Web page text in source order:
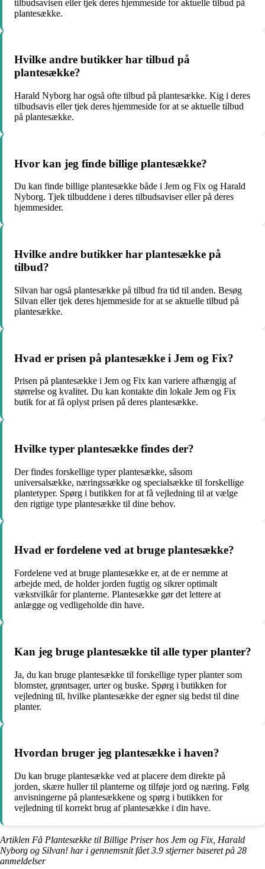
tilbudsavisen eller tjek deres hjemmeside for aktuelle tilbud på
plantesække.
Hvilke andre butikker har tilbud på
plantesække?
Harald Nyborg har også ofte tilbud på plantesække. Kig i deres
tilbudsavis eller tjek deres hjemmeside for at se aktuelle tilbud
på plantesække.
Hvor kan jeg finde billige plantesække?
Du kan finde billige plantesække både i Jem og Fix og Harald
Nyborg. Tjek tilbuddene i deres tilbudsaviser eller på deres
hjemmesider.
Hvilke andre butikker har plantesække på
tilbud?
Silvan har også plantesække på tilbud fra tid til anden. Besøg
Silvan eller tjek deres hjemmeside for at se aktuelle tilbud på
plantesække.
Hvad er prisen på plantesække i Jem og Fix?
Prisen på plantesække i Jem og Fix kan variere afhængig af
størrelse og kvalitet. Du kan kontakte din lokale Jem og Fix
butik for at få oplyst prisen på deres plantesække.
Hvilke typer plantesække findes der?
Der findes forskellige typer plantesække, såsom
universalsække, næringssække og specialsække til forskellige
plantetyper. Spørg i butikken for at få vejledning til at vælge
den rigtige type plantesække til dine behov.
Hvad er fordelene ved at bruge plantesække?
Fordelene ved at bruge plantesække er, at de er nemme at
arbejde med, de holder jorden fugtig og sikrer optimalt
vækstvilkår for planterne. Plantesække gør det lettere at
anlægge og vedligeholde din have.
Kan jeg bruge plantesække til alle typer planter?
Ja, du kan bruge plantesække til forskellige typer planter som
blomster, grøntsager, urter og buske. Spørg i butikken for
vejledning til, hvilke plantesække der egner sig bedst til dine
planter.
Hvordan bruger jeg plantesække i haven?
Du kan bruge plantesække ved at placere dem direkte på
jorden, skære huller til planterne og tilføje jord og næring. Følg
anvisningerne på plantesækkene og spørg i butikken for
vejledning til korrekt brug af plantesække i din have.
Artiklen Få Plantesække til Billige Priser hos Jem og Fix, Harald
Nyborg og Silvan! har i gennemsnit fået3.9 stjerner baseret på 28
anmeldelser